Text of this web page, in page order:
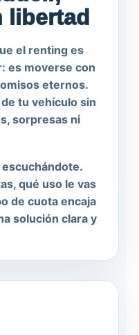
libertad
el renting es
es moverse con
eternos.
tu vehículo sin
sorpresas ni
qué uso le vas
de cuota encaja
solución clara y